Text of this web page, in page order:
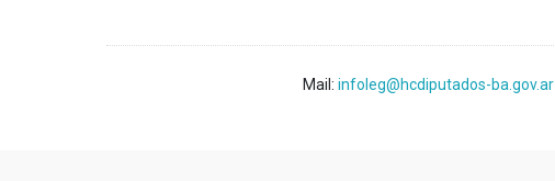
Mail: infoleg@hcdiputados-ba.gov.ar